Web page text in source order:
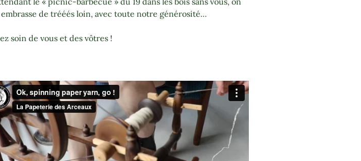
embrasse de trééés loin, avec toute notre générosité…
soin de vous et des vôtres !